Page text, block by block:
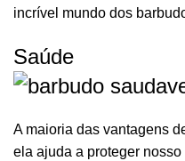
incrível mundo dos
Saúde
A maioria das vantagens
ela ajuda a proteger